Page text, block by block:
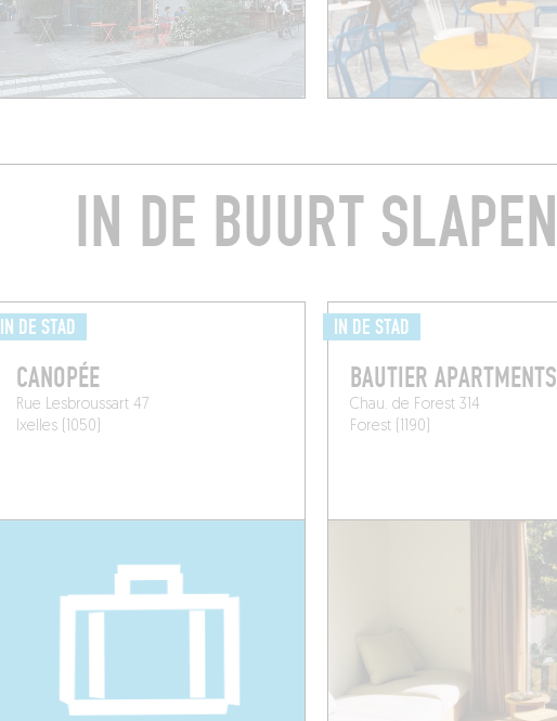
IN DE BUURT SLAPEN
IN DE STAD
CANOPÉE
Rue Lesbroussart 47
Ixelles (1050)
IN DE STAD
BAUTIER APARTMENTS
Chau. de Forest 314
Forest (1190)